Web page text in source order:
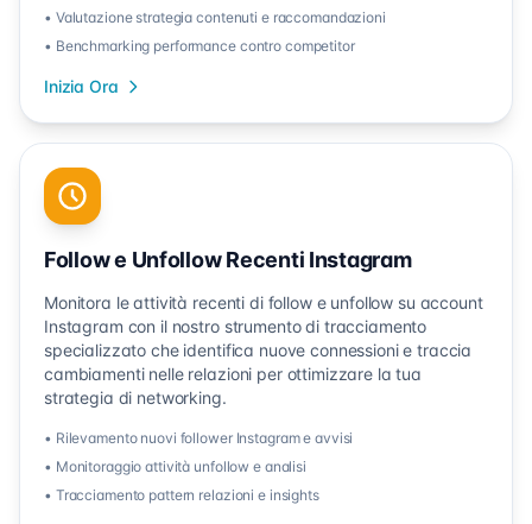
• Valutazione strategia contenuti e raccomandazioni
• Benchmarking performance contro competitor
Inizia Ora
Follow e Unfollow Recenti Instagram
Monitora le attività recenti di follow e unfollow su account
Instagram con il nostro strumento di tracciamento
specializzato che identifica nuove connessioni e traccia
cambiamenti nelle relazioni per ottimizzare la tua
strategia di networking.
• Rilevamento nuovi follower Instagram e avvisi
• Monitoraggio attività unfollow e analisi
• Tracciamento pattern relazioni e insights